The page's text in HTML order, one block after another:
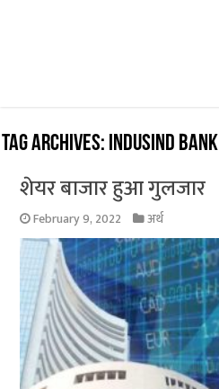
Tag Archives: IndusInd Bank
शेयर बाजार हुआ गुलजार
February 9, 2022 अर्थ